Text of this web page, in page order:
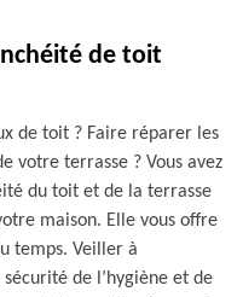
de toit
de toit ? Faire réparer les
votre terrasse ? Vous avez
du toit et de la terrasse
maison. Elle vous offre
temps. Veiller à
de l’hygiène et de